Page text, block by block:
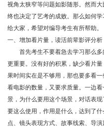
视角太狭窄等问题如影随形。然而大
终也决定了艺考的成败。那么如何
给大家，希望对编导考生有所帮助。
一、增加看片量 ，读活前辈影评分析
首先考生不要着急去学习那么多
更重要。没有好的积累，缺少看片
果时间实在是不够用，那也要多看
看电影的数量，又要求质量。 一边看
景，为什么要用这个场景，对话表
要这么使用，作用是什么，达到了什
点、镜头表现方式、故事线索、导